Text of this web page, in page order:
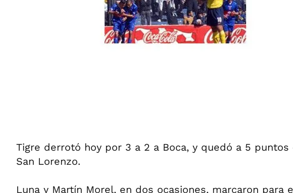
Tigre derrotó hoy por 3 a 2 a Boca, y quedó a 5
San Lorenzo.
Luna y Martín Morel, en dos ocasiones, marcaron para